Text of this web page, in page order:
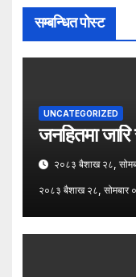
सम्बन्धित पोस्ट
UNCATEGORIZED
जनहितमा
२०८३ बैशाख २८,
२०८३ बैशाख २८, सोमबार